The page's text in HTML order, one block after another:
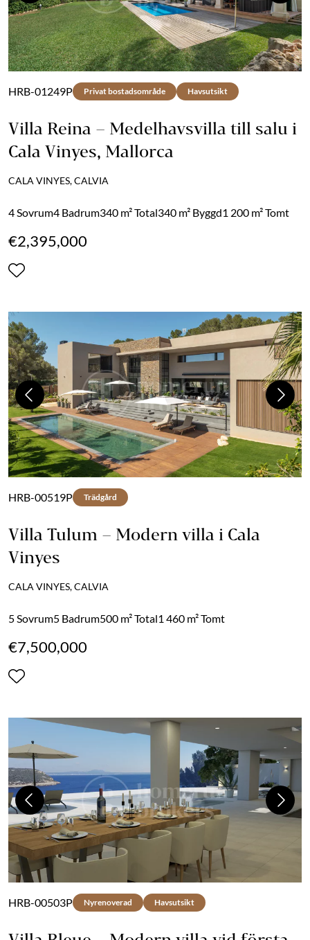
HRB-01249P Privat bostadsområde Havsutsikt
Villa Reina – Medelhavsvilla till salu i
Cala Vinyes, Mallorca
CALA VINYES, CALVIA
4 Sovrum4 Badrum340 m² Total340 m² Byggd1 200 m² Tomt
€2,395,000
Previous Next
HRB-00519P Trädgård
Villa Tulum – Modern villa i Cala
Vinyes
CALA VINYES, CALVIA
5 Sovrum5 Badrum500 m² Total1 460 m² Tomt
€7,500,000
Previous Next
HRB-00503P Nyrenoverad Havsutsikt